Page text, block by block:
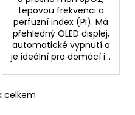
tepovou frekvenci a
perfuzní index (PI). Má
přehledný OLED displej,
automatické vypnutí a
je ideální pro domácí i...
celkem